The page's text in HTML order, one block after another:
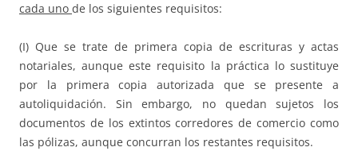
cada uno de los siguientes requisitos:
(I) Que se trate de primera copia de escrituras y actas
notariales, aunque este requisito la práctica lo sustituye
por la primera copia autorizada que se presente a
autoliquidación. Sin embargo, no quedan sujetos los
documentos de los extintos corredores de comercio como
las pólizas, aunque concurran los restantes requisitos.